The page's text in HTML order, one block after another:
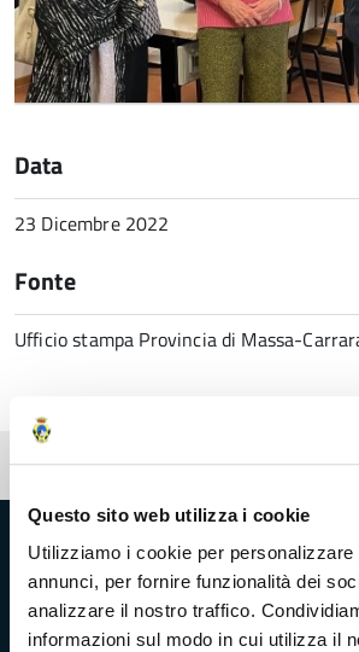
Questo sito web utilizza i cookie
Utilizziamo i cookie per personalizzare
annunci, per fornire funzionalità dei
analizzare il nostro traffico.
informazioni sul modo in cui utilizza il
Data
23 Dicembre 2022
Fonte
Ufficio stampa Provincia di Massa-
Pubblicato: 23 Dicembre 2022
Provincia di